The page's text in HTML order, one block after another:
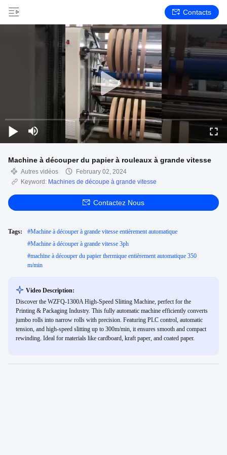
Contacts
Machine à découper du papier à rouleaux à grande vitesse
Autres vidéos
February 02, 2024
Keyword: Machines de découpe à grande vitesse
Contactez Nous
Tags: #Machine à découper à grande vitesse entièrement automatique
#Machine à découper à grande vitesse 3ph
#machine à découper du papier thermique entièrement automatique 350
m/min
Video Description:
Discover the WZFQ-1300A High-Speed Slitting Machine, perfect for the
Printing & Packaging Industry. This fully automatic machine efficiently converts
jumbo rolls into narrow rolls with precision. Featuring PLC control, automatic
tension, and high-speed slitting up to 300m/min, it ensures smooth and compact
rewinding. Ideal for materials like cardboard, kraft paper, and coated paper.